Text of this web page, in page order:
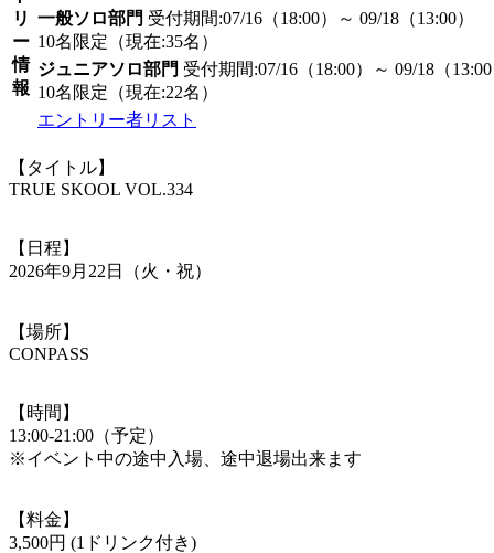
リ
ー
情
報
一般ソロ部門 受付期間:07/16（18:00）～ 09/18（13:00）
10名限定（現在:35名）
ジュニアソロ部門 受付期間:07/16（18:00）～ 09/18（
10名限定（現在:22名）
エントリー者リスト
【タイトル】
TRUE SKOOL VOL.334
【日程】
2026年9月22日（火・祝）
【場所】
CONPASS
【時間】
13:00-21:00（予定）
※イベント中の途中入場、途中退場出来ます
【料金】
3,500円 (1ドリンク付き)